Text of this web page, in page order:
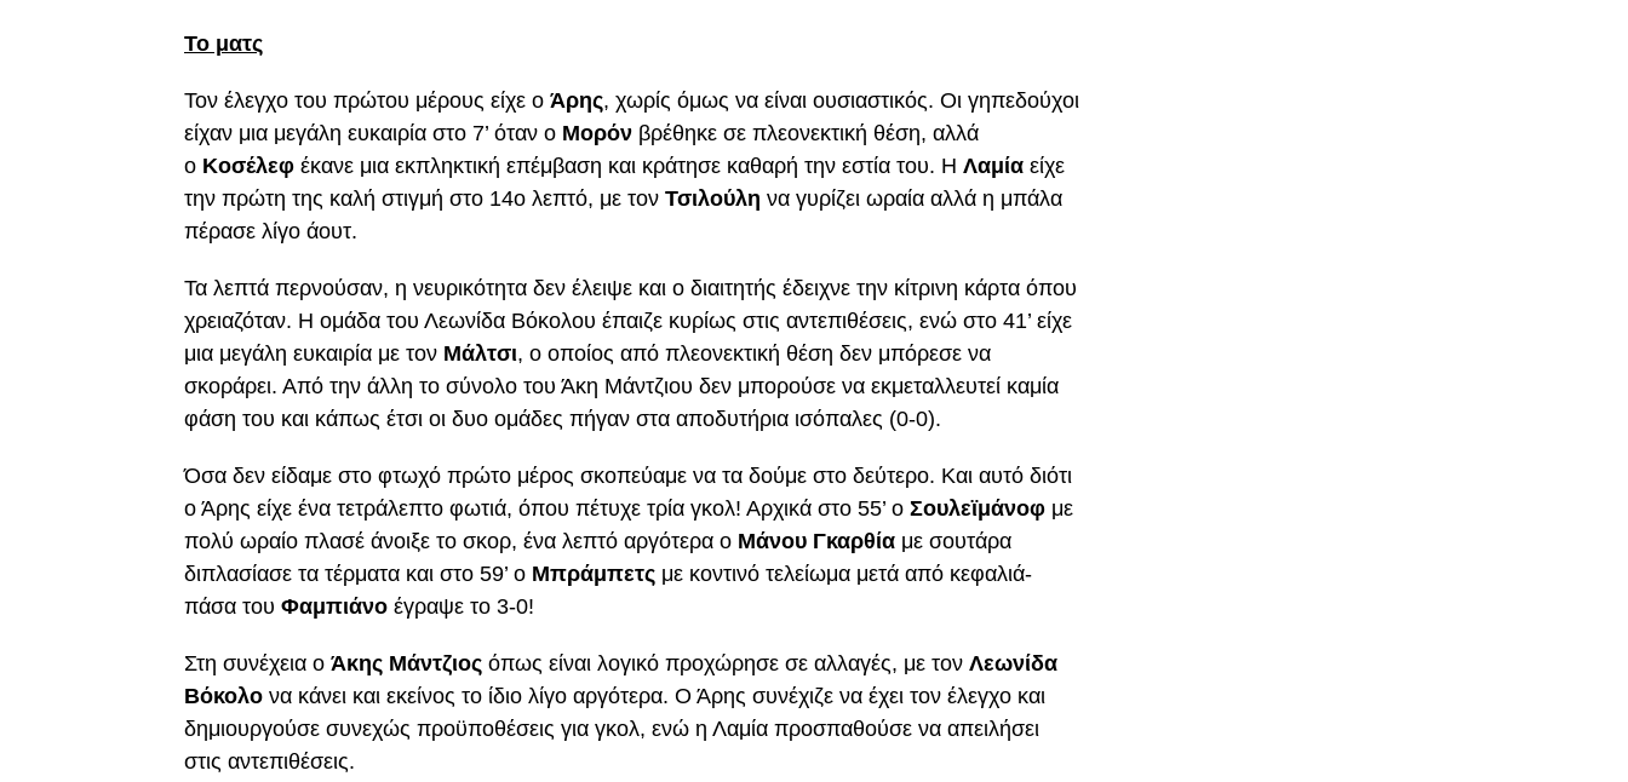
Το ματς
Τον έλεγχο του πρώτου μέρους είχε ο Άρης, χωρίς όμως να είναι ουσιαστικός. Οι γηπεδούχοι
είχαν μια μεγάλη ευκαιρία στο 7’ όταν ο Μορόν βρέθηκε σε πλεονεκτική θέση, αλλά
ο Κοσέλεφ έκανε μια εκπληκτική επέμβαση και κράτησε καθαρή την εστία του. Η Λαμία είχε
την πρώτη της καλή στιγμή στο 14ο λεπτό, με τον Τσιλούλη να γυρίζει ωραία αλλά η μπάλα
πέρασε λίγο άουτ.
Τα λεπτά περνούσαν, η νευρικότητα δεν έλειψε και ο διαιτητής έδειχνε την κίτρινη κάρτα όπου
χρειαζόταν. Η ομάδα του Λεωνίδα Βόκολου έπαιζε κυρίως στις αντεπιθέσεις, ενώ στο 41’ είχε
μια μεγάλη ευκαιρία με τον Μάλτσι, ο οποίος από πλεονεκτική θέση δεν μπόρεσε να
σκοράρει. Από την άλλη το σύνολο του Άκη Μάντζιου δεν μπορούσε να εκμεταλλευτεί καμία
φάση του και κάπως έτσι οι δυο ομάδες πήγαν στα αποδυτήρια ισόπαλες (0-0).
Όσα δεν είδαμε στο φτωχό πρώτο μέρος σκοπεύαμε να τα δούμε στο δεύτερο. Και αυτό διότι
ο Άρης είχε ένα τετράλεπτο φωτιά, όπου πέτυχε τρία γκολ! Αρχικά στο 55’ ο Σουλεϊμάνοφ με
πολύ ωραίο πλασέ άνοιξε το σκορ, ένα λεπτό αργότερα ο Μάνου Γκαρθία με σουτάρα
διπλασίασε τα τέρματα και στο 59’ ο Μπράμπετς με κοντινό τελείωμα μετά από κεφαλιά-
πάσα του Φαμπιάνο έγραψε το 3-0!
Στη συνέχεια ο Άκης Μάντζιος όπως είναι λογικό προχώρησε σε αλλαγές, με τον Λεωνίδα
Βόκολο να κάνει και εκείνος το ίδιο λίγο αργότερα. Ο Άρης συνέχιζε να έχει τον έλεγχο και
δημιουργούσε συνεχώς προϋποθέσεις για γκολ, ενώ η Λαμία προσπαθούσε να απειλήσει
στις αντεπιθέσεις.